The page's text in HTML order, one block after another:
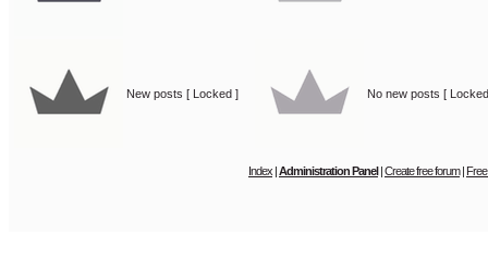
New posts [ Locked ] No new posts [
Index |Administration Panel|Create free forum|